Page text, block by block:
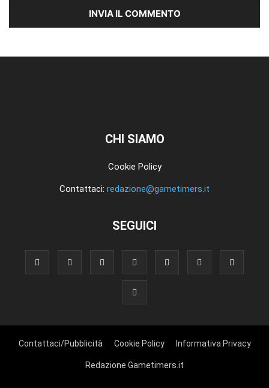
CHI SIAMO
Cookie Policy
Contattaci: redazione@gametimers.it
SEGUICI
Contattaci/Pubblicità Cookie Policy Informativa Privacy
Redazione Gametimers.it